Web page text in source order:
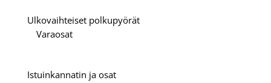
Ulkovaihteiset polkupyörät
Varaosat
Istuinkannatin ja osat